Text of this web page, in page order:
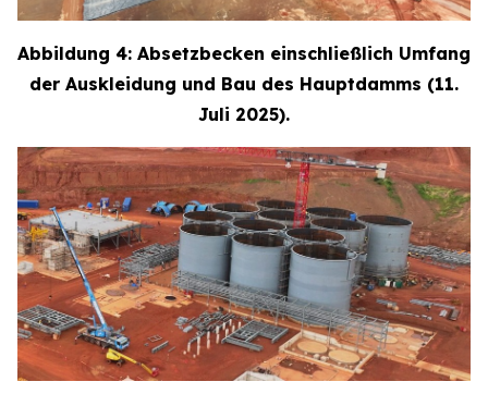
Abbildung 4: Absetzbecken einschließlich Umfang
der Auskleidung und Bau des Hauptdamms (11.
Juli 2025).